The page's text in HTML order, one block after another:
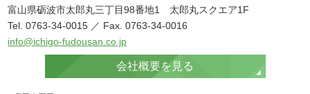
富山県砺波市太郎丸三丁目98番地1 太郎丸スクエア1F
Tel. 0763-34-0015 ／ Fax. 0763-34-0016
info@ichigo-fudousan.co.jp
会社概要を見る